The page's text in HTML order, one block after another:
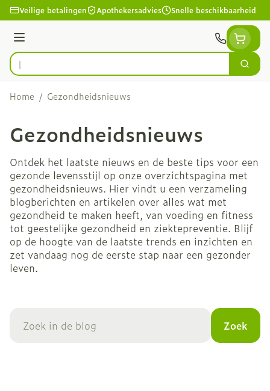
Ga naar de inhoud
Veilige betalingen Apothekersadvies Snelle beschikbaarheid
Menu
Product, merk, categorie...
Zoek
Home / Gezondheidsnieuws
Gezondheidsnieuws
Ontdek het laatste nieuws en de beste tips voor een
gezonde levensstijl op onze overzichtspagina met
gezondheidsnieuws. Hier vindt u een verzameling
blogberichten en artikelen over alles wat met
gezondheid te maken heeft, van voeding en fitness
tot geestelijke gezondheid en ziektepreventie. Blijf
op de hoogte van de laatste trends en inzichten en
zet vandaag nog de eerste stap naar een gezonder
leven.
Zoek